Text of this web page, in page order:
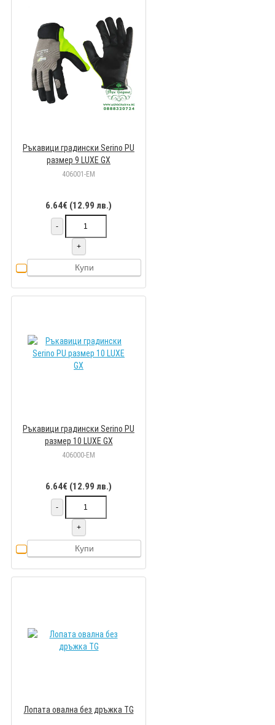
Ръкавици градински Serino PU
размер 9 LUXE GX
406001-EM
6.64€ (12.99 лв.)
-
+
Купи
Ръкавици градински Serino PU
размер 10 LUXE GX
406000-EM
6.64€ (12.99 лв.)
-
+
Купи
Лопата овална без дръжка TG